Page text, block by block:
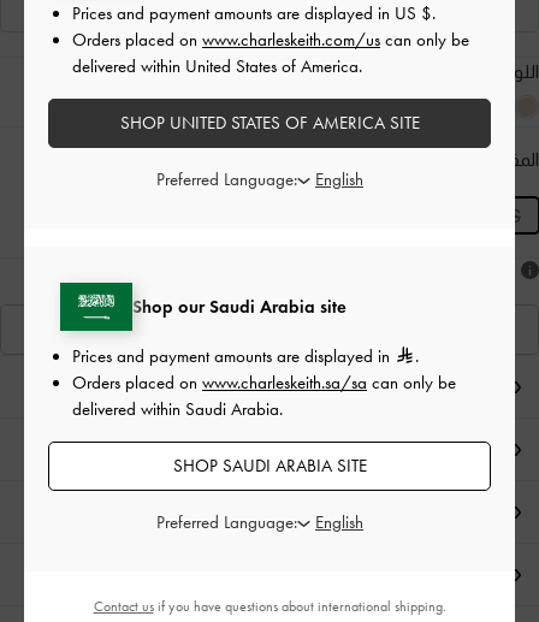
اللون:
المقاس:
XS
ملاحظات المحرر
تفاصيل المنتج
Shop our Saudi Arabia site
Prices and payment amounts are displayed in
.
Orders placed on www.charleskeith.sa/sa can only be
delivered within Saudi Arabia.
SHOP SAUDI ARABIA SITE
Preferred Language:
Prices and payment amounts are displayed in US $.
Orders placed on www.charleskeith.com/us can only be
delivered within United States of America.
SHOP UNITED STATES OF AMERICA SITE
Preferred Language:
Contact usif you have questions about international shipping.